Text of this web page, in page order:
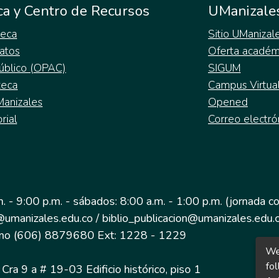
y Centro de Recursos
(OPAC)
Sitio
Oferta
SIGUM
Campus
Opened
Correo
- 9:00 p.m. - sábados: 8:00 a.m. - 1:00 p.m. (jornada
/
(606) 8879680 Ext: 1228 - 1229
Cra 9 a # 19-03 Edificio histórico, piso 1